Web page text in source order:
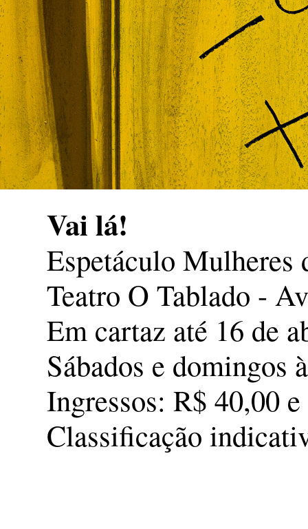
Vai lá!
Espetáculo Mulheres
Teatro O Tablado -
Em cartaz até 16 de
Sábados e domingos
Ingressos: R$ 40,00
Classificação